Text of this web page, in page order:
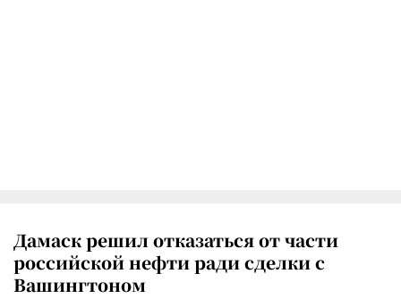
Дамаск решил отказаться от части
российской нефти ради сделки с
Вашингтоном